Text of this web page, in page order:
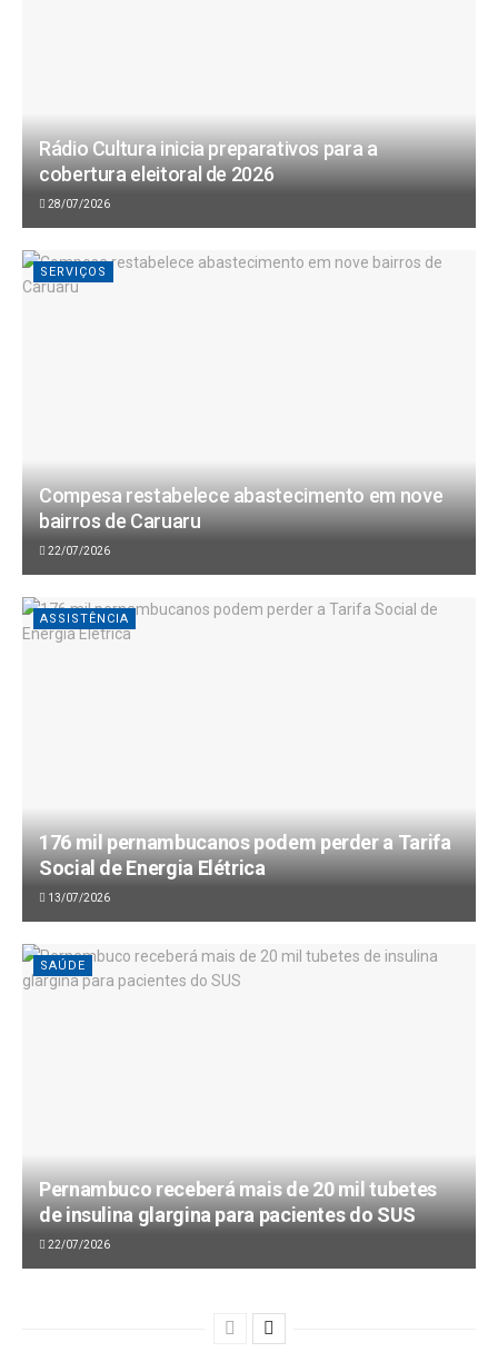
Rádio Cultura inicia preparativos para a
cobertura eleitoral de 2026
28/07/2026
SERVIÇOS
Compesa restabelece abastecimento em nove
bairros de Caruaru
22/07/2026
ASSISTÊNCIA
176 mil pernambucanos podem perder a Tarifa
Social de Energia Elétrica
13/07/2026
SAÚDE
Pernambuco receberá mais de 20 mil tubetes
de insulina glargina para pacientes do SUS
22/07/2026